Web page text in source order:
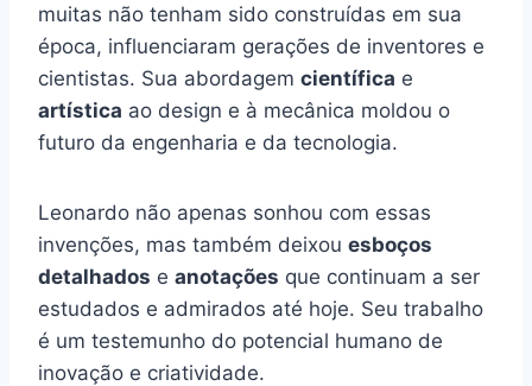
muitas não tenham sido construídas em sua
época, influenciaram gerações de inventores e
cientistas. Sua abordagem científica e
artística ao design e à mecânica moldou o
futuro da engenharia e da tecnologia.
Leonardo não apenas sonhou com essas
invenções, mas também deixou esboços
detalhados e anotações que continuam a ser
estudados e admirados até hoje. Seu trabalho
é um testemunho do potencial humano de
inovação e criatividade.